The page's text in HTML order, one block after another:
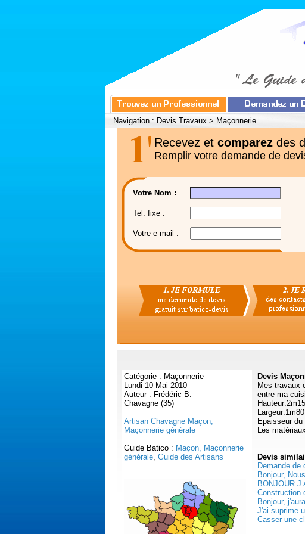
Navigation : Devis Travaux > Maçonnerie
Recevez et comparez des
Remplir votre demande de
Votre Nom :
Tel. fixe :
Votre e-mail :
Catégorie : Maçonnerie
Lundi 10 Mai 2010
Auteur : Frédéric B.
Chavagne (35)
Artisan Chavagne Maçon,
Maçonnerie générale
Guide Batico : Maçon, Maçonnerie
générale, Guide des Artisans
Devis
Mes travaux
entre ma
Hauteur:2m15
Largeur:1m80
Epaisseur
Les
Devis
Demande de
Bonjour,
BONJOUR J
Construction
Bonjour,
J'ai suprime
Casser une